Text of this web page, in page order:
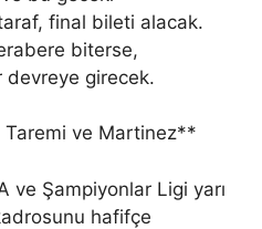
final bileti alacak.
biterse,
devreye girecek.
Taremi ve Martinez**
ve Şampiyonlar Ligi yarı
hafifçe